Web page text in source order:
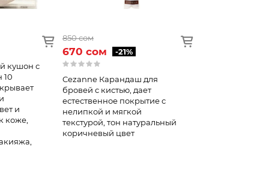
кушон с
10
и
коже,
850 сом
670 сом -21%
Cezanne Карандаш для
бровей с кистью, дает
естественное покрытие с
нелипкой и мягкой
текстурой, тон натуральный
коричневый цвет